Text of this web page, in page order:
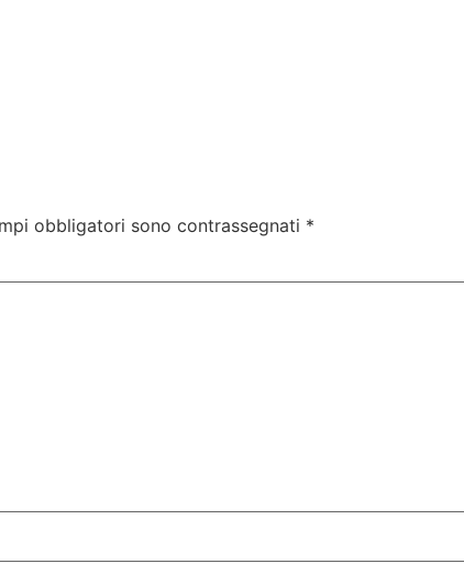
obbligatori sono contrassegnati *